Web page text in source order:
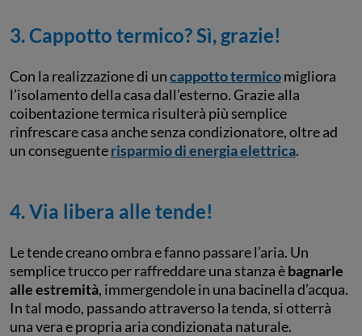
3. Cappotto termico? Sì, grazie!
Con la realizzazione di uncappotto termicomigliora
l’isolamento della casa dall’esterno. Grazie alla
coibentazione termica risulterà più semplice
rinfrescare casa anche senza condizionatore, oltre ad
un conseguenterisparmio di energia elettrica.
4. Via libera alle tende!
Le tende creano ombra e fanno passare l’aria. Un
semplice trucco per raffreddare una stanza èbagnarle
alle estremità, immergendole in una bacinella d’acqua.
In tal modo, passando attraverso la tenda, si otterrà
una vera e propria aria condizionata naturale.